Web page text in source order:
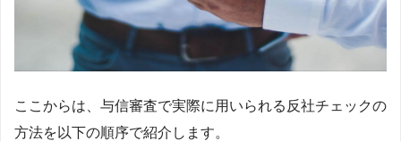
ここからは、与信審査で実際に用いられる反社チェックの
方法を以下の順序で紹介します。